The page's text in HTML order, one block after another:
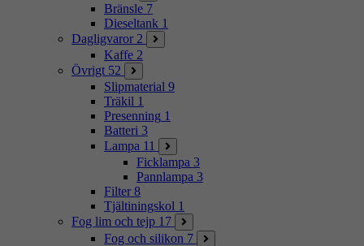
Bränsle 7
Dieseltank 1
Dagligvaror 2
Kaffe 2
Övrigt 52
Slipmaterial 9
Träkil 1
Presenning 1
Batteri 3
Lampa 11
Ficklampa 3
Pannlampa 3
Filter 8
Tjältiningskol 1
Fog lim och tejp 17
Fog och silikon 7